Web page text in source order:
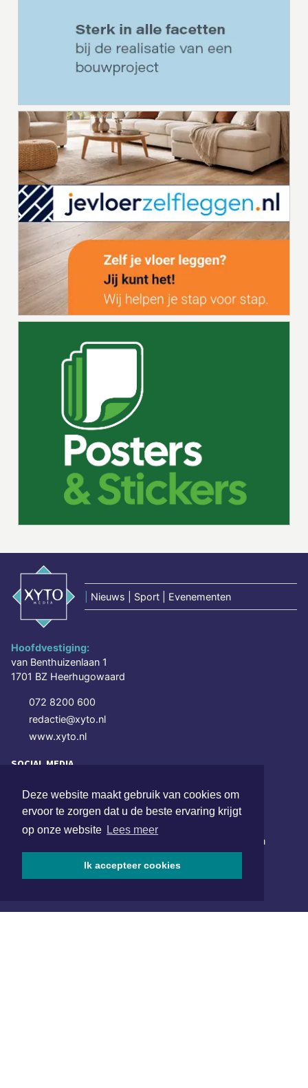
Deze website maakt gebruik van cookies om
ervoor te zorgen dat u de beste ervaring krijgt
op onze website Lees meer
Ik accepteer cookies
Nieuws | Sport | Evenementen
Hoofdvestiging:
van Benthuizenlaan 1
1701 BZ Heerhugowaard
072 8200 600
redactie@xyto.nl
www.xyto.nl
SOCIAL MEDIA
NIEUWSBRIEF AANMELDEN
Schrijf je in voor onze nieuwsbrief en krijg wekelijks een
samenvatting van alle gebeurtenissen uit jouw regio.